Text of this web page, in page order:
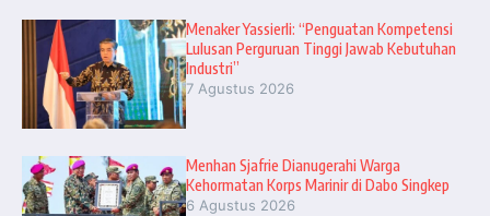
Menaker Yassierli: “Penguatan Kompetensi
Lulusan Perguruan Tinggi Jawab Kebutuhan
Industri”
7 Agustus 2026
Menhan Sjafrie Dianugerahi Warga
Kehormatan Korps Marinir di Dabo Singkep
6 Agustus 2026